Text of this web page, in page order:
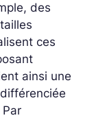
des
ces
ainsi une